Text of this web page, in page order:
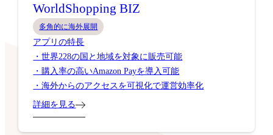
WorldShopping BIZ
多角的に海外展開
アプリの特長
・世界228の国と地域を対象に販売可能
・購入率の高いAmazon Payを導入可能
・海外からのアクセスを可視化で運営効率化
詳細を見る